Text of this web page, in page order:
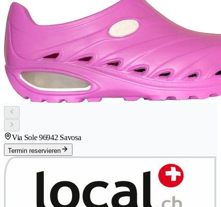
Via Sole 96942 Savosa
Termin reservieren